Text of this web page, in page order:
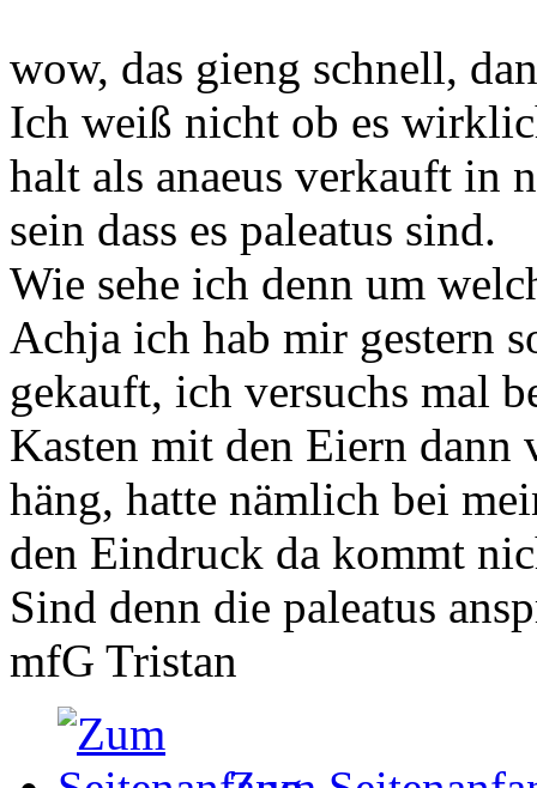
wow, das gieng schnell,
Ich weiß nicht ob es
halt als anaeus verkauft in
sein dass es paleatus sind.
Wie sehe ich denn um
Achja ich hab mir gestern
gekauft, ich versuchs mal
Kasten mit den Eiern dann
häng, hatte nämlich bei
den Eindruck da kommt
Sind denn die paleatus
mfG Tristan